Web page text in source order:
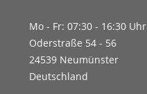
Mo - Fr: 07:30 - 16:30 Uhr
Oderstraße 54 - 56
24539 Neumünster
Deutschland